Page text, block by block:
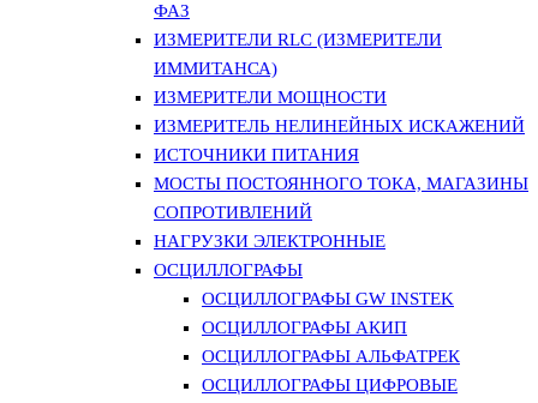
ФАЗ
ИЗМЕРИТЕЛИ RLC (ИЗМЕРИТЕЛИ
ИММИТАНСА)
ИЗМЕРИТЕЛИ МОЩНОСТИ
ИЗМЕРИТЕЛЬ НЕЛИНЕЙНЫХ ИСКАЖЕНИЙ
ИСТОЧНИКИ ПИТАНИЯ
МОСТЫ ПОСТОЯННОГО ТОКА, МАГАЗИНЫ
СОПРОТИВЛЕНИЙ
НАГРУЗКИ ЭЛЕКТРОННЫЕ
ОСЦИЛЛОГРАФЫ
ОСЦИЛЛОГРАФЫ GW INSTEK
ОСЦИЛЛОГРАФЫ АКИП
ОСЦИЛЛОГРАФЫ АЛЬФАТРЕК
ОСЦИЛЛОГРАФЫ ЦИФРОВЫЕ